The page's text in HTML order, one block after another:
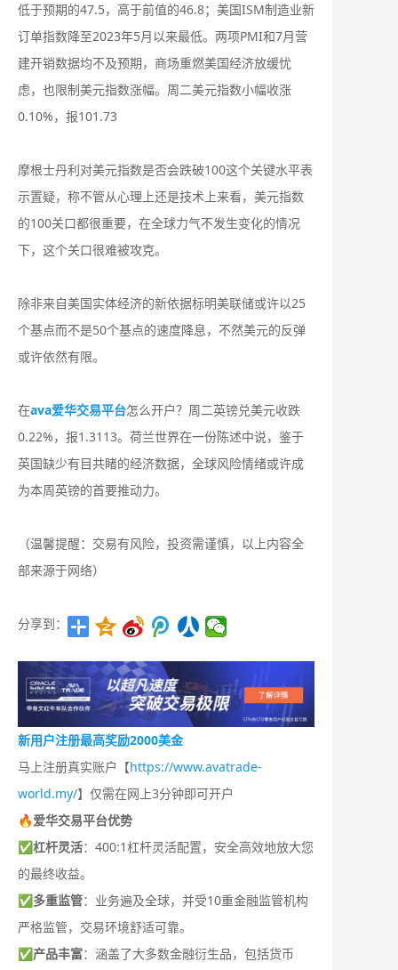
低于预期的47.5，高于前值的46.8；美国ISM制造业新
订单指数降至2023年5月以来最低。两项PMI和7月营
建开销数据均不及预期，商场重燃美国经济放缓忧
虑，也限制美元指数涨幅。周二美元指数小幅收涨
0.10%，报101.73
摩根士丹利对美元指数是否会跌破100这个关键水平表
示置疑，称不管从心理上还是技术上来看，美元指数
的100关口都很重要，在全球力气不发生变化的情况
下，这个关口很难被攻克。
除非来自美国实体经济的新依据标明美联储或许以25
个基点而不是50个基点的速度降息，不然美元的反弹
或许依然有限。
在ava爱华交易平台怎么开户？周二英镑兑美元收跌
0.22%，报1.3113。荷兰世界在一份陈述中说，鉴于
英国缺少有目共睹的经济数据，全球风险情绪或许成
为本周英镑的首要推动力。
（温馨提醒：交易有风险，投资需谨慎，以上内容全
部来源于网络）
分享到：
新用户注册最高奖励2000美金
马上注册真实账户【https://www.avatrade-
world.my/】仅需在网上3分钟即可开户
🔥爱华交易平台优势
✅杠杆灵活：400:1杠杆灵活配置，安全高效地放大您
的最终收益。
✅多重监管：业务遍及全球，并受10重金融监管机构
严格监管，交易环境舒适可靠。
✅产品丰富：涵盖了大多数金融衍生品，包括货币